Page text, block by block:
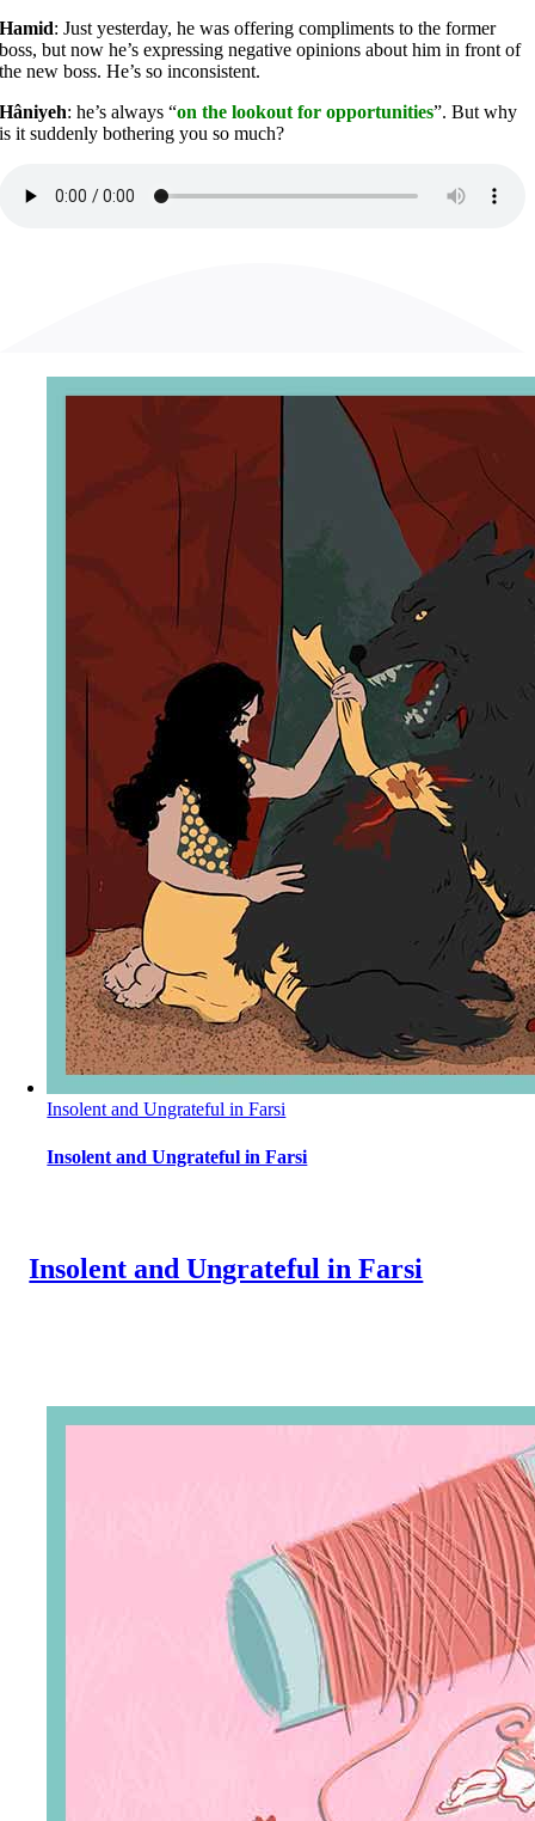
Hamid: Just yesterday, he was offering compliments to the former
boss, but now he’s expressing negative opinions about him in front of
the new boss. He’s so inconsistent.
Hâniyeh: he’s always “on the lookout for opportunities”. But why
is it suddenly bothering you so much?
Insolent and Ungrateful in Farsi
Insolent and Ungrateful in Farsi
Insolent and Ungrateful in Farsi